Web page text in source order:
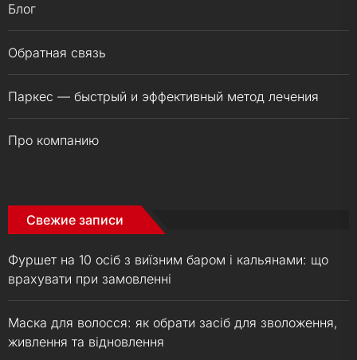
Блог
Обратная связь
Паркес — быстрый и эффективный метод лечения
Про компанию
Свежие записи
Фуршет на 10 осіб з виїзним баром і кальянами: що
врахувати при замовленні
Маска для волосся: як обрати засіб для зволоження,
живлення та відновлення